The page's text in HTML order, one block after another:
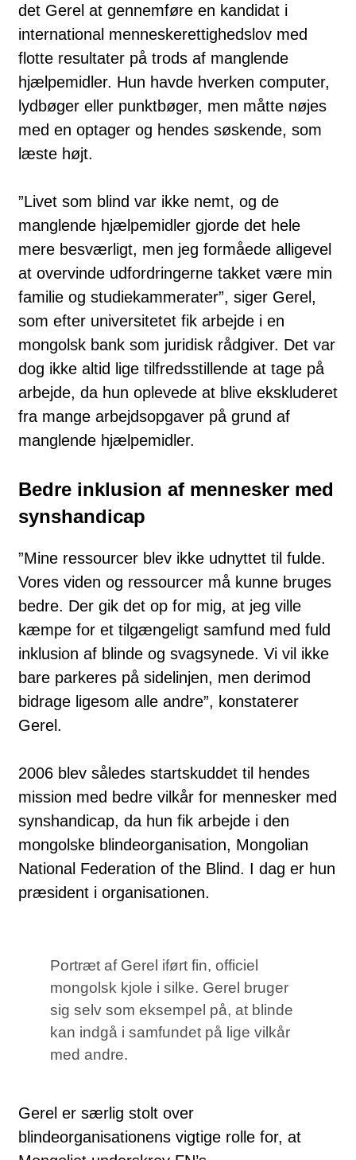
det Gerel at gennemføre en kandidat i
international menneskerettighedslov med
flotte resultater på trods af manglende
hjælpemidler. Hun havde hverken computer,
lydbøger eller punktbøger, men måtte nøjes
med en optager og hendes søskende, som
læste højt.
”Livet som blind var ikke nemt, og de
manglende hjælpemidler gjorde det hele
mere besværligt, men jeg formåede alligevel
at overvinde udfordringerne takket være min
familie og studiekammerater”, siger Gerel,
som efter universitetet fik arbejde i en
mongolsk bank som juridisk rådgiver. Det var
dog ikke altid lige tilfredsstillende at tage på
arbejde, da hun oplevede at blive ekskluderet
fra mange arbejdsopgaver på grund af
manglende hjælpemidler.
Bedre inklusion af mennesker med
synshandicap
”Mine ressourcer blev ikke udnyttet til fulde.
Vores viden og ressourcer må kunne bruges
bedre. Der gik det op for mig, at jeg ville
kæmpe for et tilgængeligt samfund med fuld
inklusion af blinde og svagsynede. Vi vil ikke
bare parkeres på sidelinjen, men derimod
bidrage ligesom alle andre”, konstaterer
Gerel.
2006 blev således startskuddet til hendes
mission med bedre vilkår for mennesker med
synshandicap, da hun fik arbejde i den
mongolske blindeorganisation, Mongolian
National Federation of the Blind. I dag er hun
præsident i organisationen.
Portræt af Gerel iført fin, officiel
mongolsk kjole i silke. Gerel bruger
sig selv som eksempel på, at blinde
kan indgå i samfundet på lige vilkår
med andre.
Gerel er særlig stolt over
blindeorganisationens vigtige rolle for, at